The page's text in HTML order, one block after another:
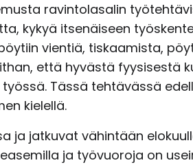
ravintolasalin
kykyä itsenäiseen
vientiä, tiskaamista,
että hyvästä
Tässä tehtävässä
kielellä.
ja jatkuvat vähintään
ja työvuoroja on